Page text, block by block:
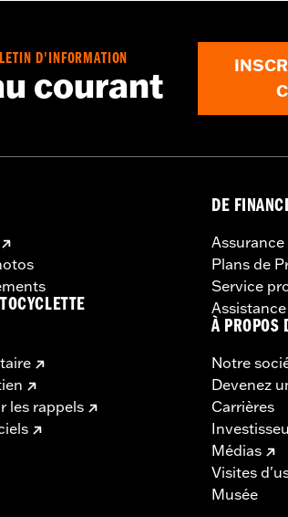
D'INFORMATION
courant
les rappels
DE
Plans de
Service
À PROPOS
Notre
Devenez
Carrières
Médias
Visites
Musée